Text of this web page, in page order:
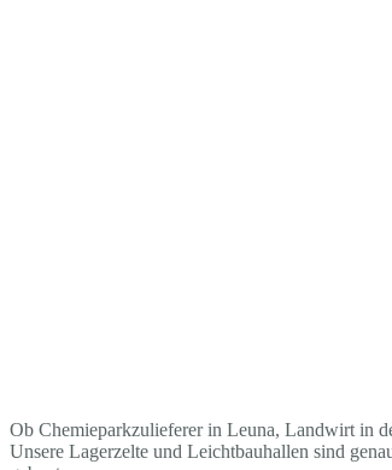
Ob Chemieparkzulieferer in Leuna, Landwirt in
Unsere Lagerzelte und Leichtbauhallen sind